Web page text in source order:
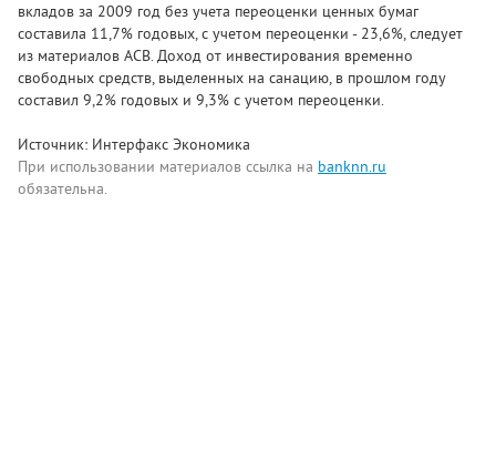
вкладов за 2009 год без учета переоценки ценных бумаг
составила 11,7% годовых, с учетом переоценки - 23,6%, следует
из материалов АСВ. Доход от инвестирования временно
свободных средств, выделенных на санацию, в прошлом году
составил 9,2% годовых и 9,3% с учетом переоценки.
Источник: Интерфакс Экономика
При использовании материалов ссылка на banknn.ru
обязательна.